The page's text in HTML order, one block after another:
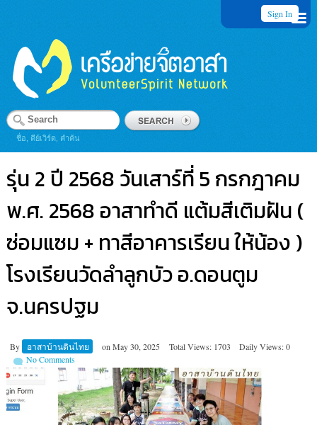
Sign In
ชื่อ, คีย์เวิร์ด, คำค้น
รุ่น 2 ปี 2568 วันเสาร์ที่ 5 กรกฎาคม
พ.ศ. 2568 อาสาทำดี แต้มสีเติมฝัน (
ซ่อมแซม + ทาสีอาคารเรียน ให้น้อง )
โรงเรียนวัดลำลูกบัว อ.ดอนตูม
จ.นครปฐม
By อาสาบ้านดินไทย on May 30, 2025 Total Views: 1703
Daily Views: 0
No Comments